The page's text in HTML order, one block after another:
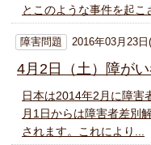
とこのような事件を起こ
障害問題 2016年03月23日
4月2日（土）障が
日本は2014年2月に障害
月1日からは障害者差別
されます。これにより...